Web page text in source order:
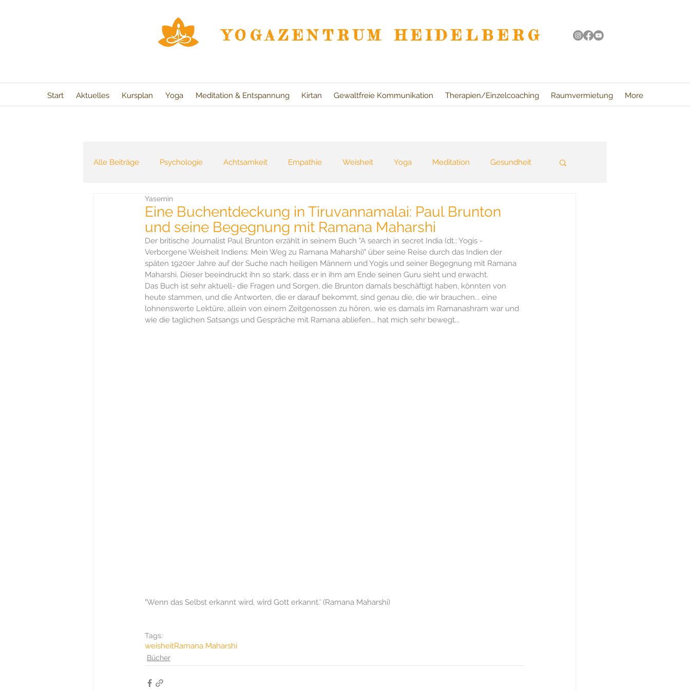
YOGAZENTRUM HEIDELBERG
Start Aktuelles Kursplan Yoga Meditation & Entspannung Kirtan Gewaltfreie Kommunikation Therapien/Einzelcoaching Raumvermietung More
Alle Beiträge Psychologie Achtsamkeit Empathie Weisheit Yoga Meditation Gesundheit
Buchtipp
gewaltfreie Kommunikation Selbstverwirklichung Pranayama Frieden Tod Diskurs
Soziologie Politik Geschichte Hydrotherapie Eisbaden Journalismus Nachrichten
Trauern Reinkarnation
Eine Buchentdeckung in Tiruvannamalai: Paul Brunton
und seine Begegnung mit Ramana Maharshi
Yasemin
Der britische Journalist Paul Brunton erzählt in seinem Buch "A search in secret India (dt.: Yogis -
Verborgene Weisheit Indiens: Mein Weg zu Ramana Maharshi)" über seine Reise durch das Indien der
späten 1920er Jahre auf der Suche nach heiligen Männern und Yogis und seiner Begegnung mit Ramana
Maharshi. Dieser beeindruckt ihn so stark, dass er in ihm am Ende seinen Guru sieht und erwacht.
Das Buch ist sehr aktuell- die Fragen und Sorgen, die Brunton damals beschäftigt haben, könnten von
heute stammen, und die Antworten, die er darauf bekommt, sind genau die, die wir brauchen... eine
lohnenswerte Lektüre, allein von einem Zeitgenossen zu hören, wie es damals im Ramanashram war und
wie die taglichen Satsangs und Gespräche mit Ramana abliefen... hat mich sehr bewegt...
"Wenn das Selbst erkannt wird, wird Gott erkannt.' (Ramana Maharshi)
Tags:
weisheitRamana Maharshi
Bücher